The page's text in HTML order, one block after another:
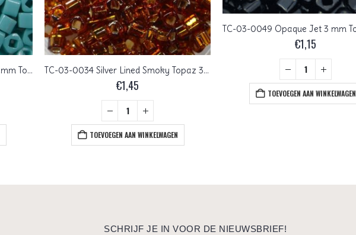
TC-03-0055 Opaque Turquoise 3 mm Toho Cubes TC-03-0034 Silver Lined Smoky Topaz 3 mm Toho Cubes
€1,45
TOEVOEGEN AAN WINKELWAGEN
€1,15
TOEVOEGEN AAN WINKELWAGEN
SCHRIJF JE IN VOOR DE NIEUWSBRIEF!